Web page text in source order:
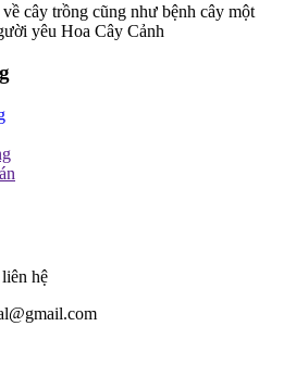
cây trồng cũng như bệnh cây một
yêu Hoa Cây Cảnh
hệ